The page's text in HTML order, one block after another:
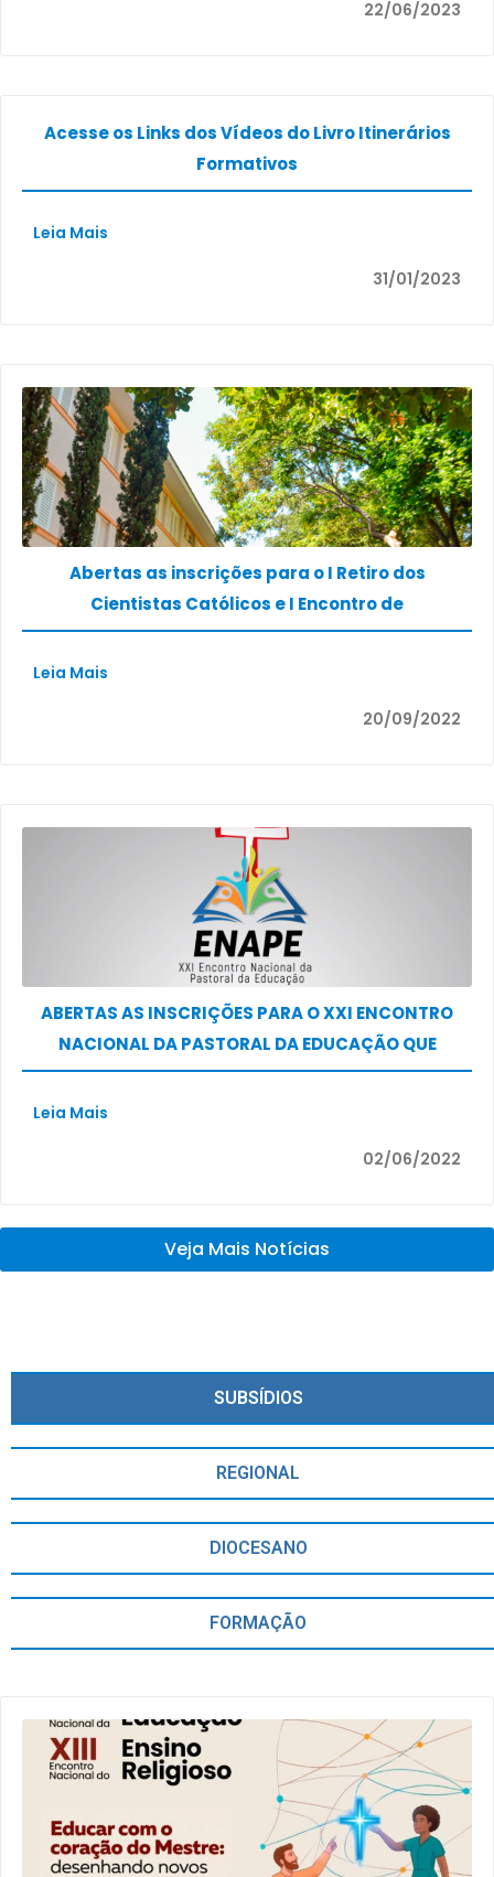
22/06/2023
Acesse os Links dos Vídeos do Livro Itinerários
Formativos
Leia Mais
31/01/2023
Abertas as inscrições para o I Retiro dos
Cientistas Católicos e I Encontro de
Colaboradores da SBCC.
Leia Mais
20/09/2022
ABERTAS AS INSCRIÇÕES PARA O XXI ENCONTRO
NACIONAL DA PASTORAL DA EDUCAÇÃO QUE
ACONTECERÁ DE FORMA HÍBRIDA DE 19 A 21 DE
Leia Mais
02/06/2022
Veja Mais Notícias
SUBSÍDIOS
REGIONAL
DIOCESANO
FORMAÇÃO